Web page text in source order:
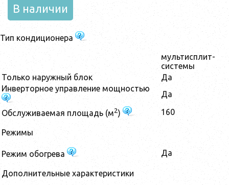
В наличии
Тип кондиционера
мультисплит-
системы
Только наружный блок
Да
Инверторное управление мощностью
Да
Обслуживаемая площадь (м2) 160
Режимы
Режим обогрева Да
Дополнительные характеристики